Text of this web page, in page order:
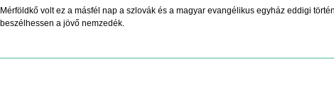
Mérföldkő volt ez a másfél nap a szlovák és a magyar evangélikus egyház eddigi
beszélhessen a jövő nemzedék.